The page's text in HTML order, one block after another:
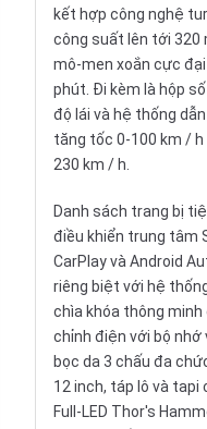
kết hợp công nghệ
công suất lên tới 320
mô-men xoắn cực
phút. Đi kèm là hộp
độ lái và hệ thống
tăng tốc 0-100 km /
230 km / h.
Danh sách trang bị
điều khiển trung tâm
CarPlay và Android
riêng biệt với hệ
chìa khóa thông minh
chỉnh điện với bộ
bọc da 3 chấu đa
12 inch, táp lô và tapi
Full-LED Thor's